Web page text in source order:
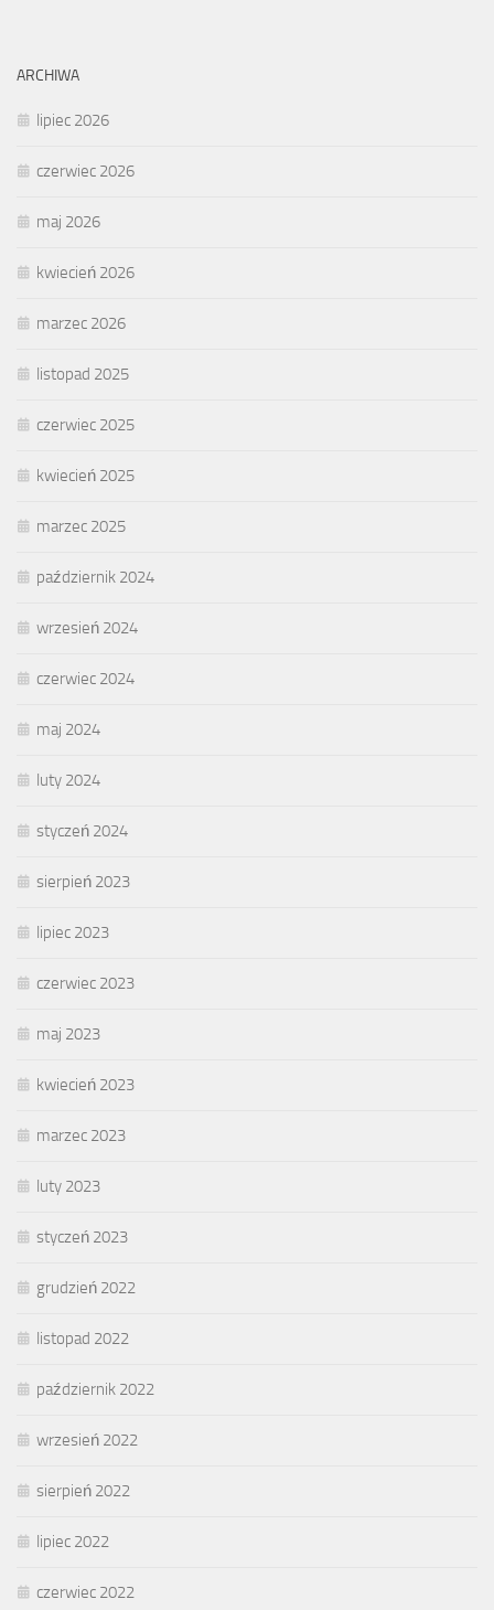
ARCHIWA
lipiec 2026
czerwiec 2026
maj 2026
kwiecień 2026
marzec 2026
listopad 2025
czerwiec 2025
kwiecień 2025
marzec 2025
październik 2024
wrzesień 2024
czerwiec 2024
maj 2024
luty 2024
styczeń 2024
sierpień 2023
lipiec 2023
czerwiec 2023
maj 2023
kwiecień 2023
marzec 2023
luty 2023
styczeń 2023
grudzień 2022
listopad 2022
październik 2022
wrzesień 2022
sierpień 2022
lipiec 2022
czerwiec 2022